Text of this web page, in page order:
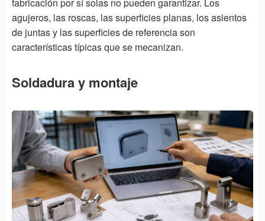
agujeros, las roscas, las superficies planas, los asientos
de juntas y las superficies de referencia son
características típicas que se mecanizan.
Soldadura y montaje